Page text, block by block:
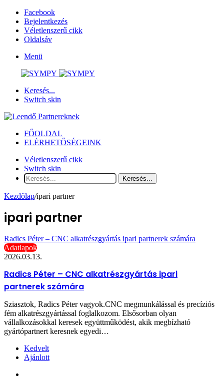
Facebook
Bejelentkezés
Véletlenszerű cikk
Oldalsáv
Menü
Keresés...
Switch skin
FŐOLDAL
ELÉRHETŐSÉGEINK
Véletlenszerű cikk
Switch skin
Keresés...
Kezdőlap/ipari partner
ipari partner
Radics Péter – CNC alkatrészgyártás ipari partnerek számára
Adatlapok
2026.03.13.
Radics Péter – CNC alkatrészgyártás ipari
partnerek számára
Sziasztok, Radics Péter vagyok.CNC megmunkálással és precíziós
fém alkatrészgyártással foglalkozom. Elsősorban olyan
vállalkozásokkal keresek együttműködést, akik megbízható
gyártópartnert keresnek egyedi…
Kedvelt
Ajánlott